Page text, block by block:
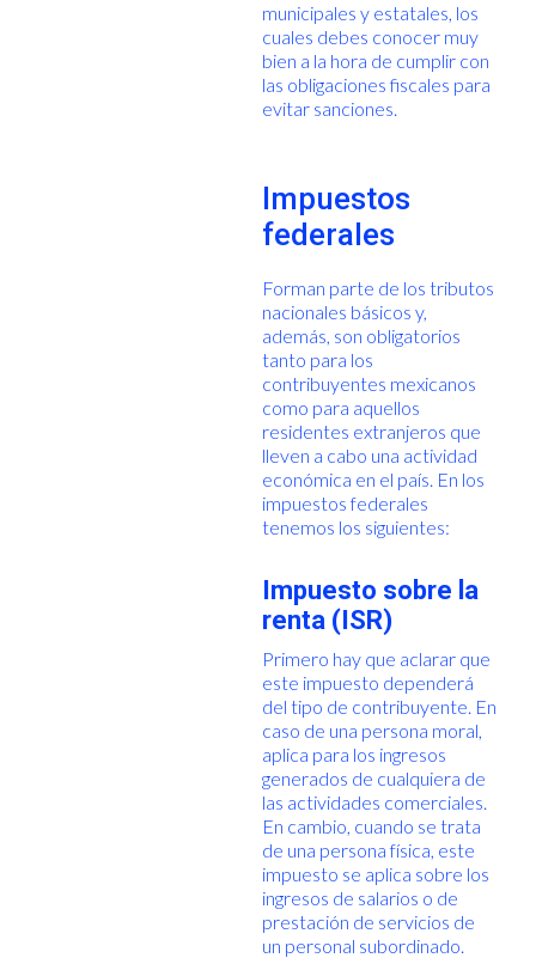
municipales y estatales, los
cuales debes conocer muy
bien a la hora de cumplir con
las obligaciones fiscales para
evitar sanciones.
Impuestos
federales
Forman parte de los tributos
nacionales básicos y,
además, son obligatorios
tanto para los
contribuyentes mexicanos
como para aquellos
residentes extranjeros que
lleven a cabo una actividad
económica en el país. En los
impuestos federales
tenemos los siguientes:
Impuesto sobre la
renta (ISR)
Primero hay que aclarar que
este impuesto dependerá
del tipo de contribuyente. En
caso de una persona moral,
aplica para los ingresos
generados de cualquiera de
las actividades comerciales.
En cambio, cuando se trata
de una persona física, este
impuesto se aplica sobre los
ingresos de salarios o de
prestación de servicios de
un personal subordinado.